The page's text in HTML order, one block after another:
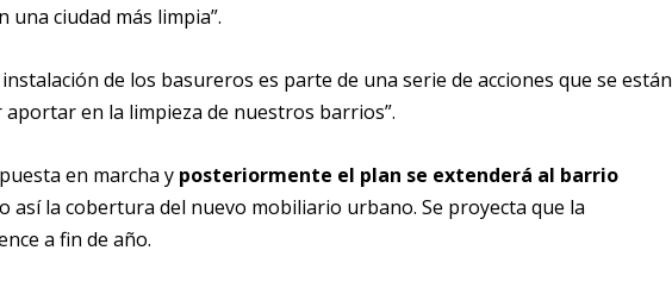
ciudad más limpia”.
de los basureros es parte de una serie de acciones que se están
en la limpieza de nuestros barrios”.
en marcha y posteriormente el plan se extenderá al barrio
así la cobertura del nuevo mobiliario urbano. Se proyecta que la
a fin de año.